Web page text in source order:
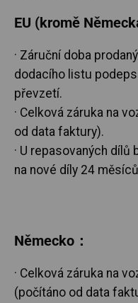
EU (kromě
· Záruční doba
dodacího listu
převzetí.
· Celková záruka na
od data faktury).
· U repasovaných dílů
na nové díly 24
Německo：
· Celková záruka na
(počítáno od data